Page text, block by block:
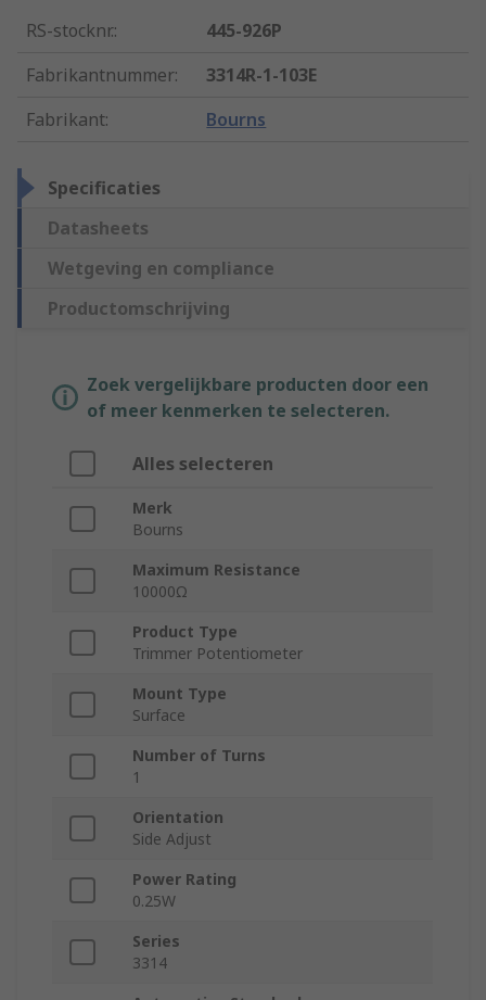
RS-stocknr.:
445-926P
Fabrikantnummer:
3314R-1-103E
Fabrikant: Bourns
Specificaties
Datasheets
Wetgeving en compliance
Productomschrijving
Zoek vergelijkbare producten door een
of meer kenmerken te selecteren.
Alles selecteren
Merk
Bourns
Maximum Resistance
10000Ω
Product Type
Trimmer Potentiometer
Mount Type
Surface
Number of Turns
1
Orientation
Side Adjust
Power Rating
0.25W
Series
3314